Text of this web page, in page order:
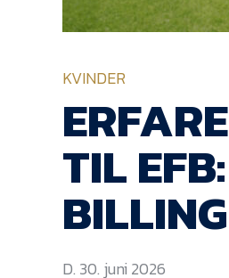
KVINDER
TIL
D. 30. juni 2026